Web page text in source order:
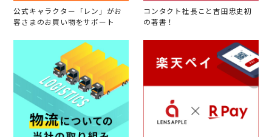
公式キャラクター「レン」がお
客さまのお買い物をサポート
コンタクト社長こと吉田忠史初
の著書！